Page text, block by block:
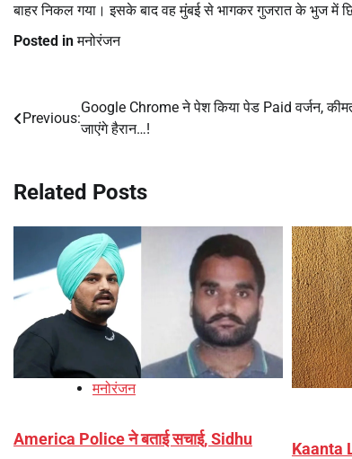
बाहर निकल गया। इसके बाद वह मुंबई से भागकर गुजरात के भुज में
Posted inमनोरंजन
Post
Previous:
Google Chrome ने पेश किया पेड Paid वर्जन,
जाएंगे हैरान…!
Related Posts
मनोरंजन
America Police ने बताई सचाई, Sidhu
Kaanta